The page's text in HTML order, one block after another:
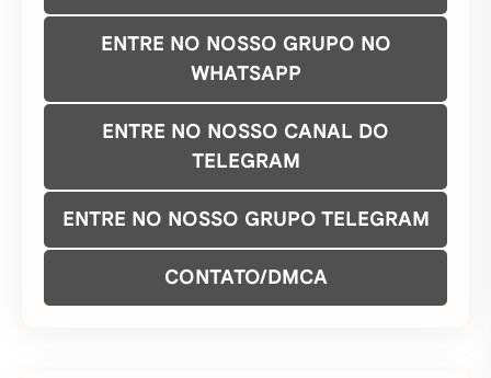
ENTRE NO NOSSO GRUPO NO
WHATSAPP
ENTRE NO NOSSO CANAL DO
TELEGRAM
ENTRE NO NOSSO GRUPO TELEGRAM
CONTATO/DMCA